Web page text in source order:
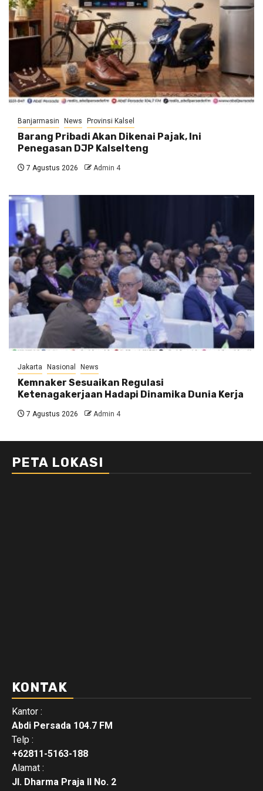
Banjarmasin News Provinsi Kalsel
Barang Pribadi Akan Dikenai Pajak, Ini
Penegasan DJP Kalselteng
7 Agustus 2026 Admin 4
Jakarta Nasional News
Kemnaker Sesuaikan Regulasi
Ketenagakerjaan Hadapi Dinamika Dunia Kerja
7 Agustus 2026 Admin 4
PETA LOKASI
KONTAK
Kantor :
Abdi Persada 104.7 FM
Telp :
+62811-5163-188
Alamat :
Jl. Dharma Praja II No. 2